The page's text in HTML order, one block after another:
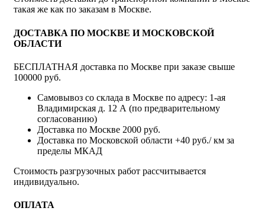
такая же как по заказам в Москве.
ДОСТАВКА ПО МОСКВЕ И МОСКОВСКОЙ
ОБЛАСТИ
БЕСПЛАТНАЯ доставка по Москве при заказе свыше
100000 руб.
Самовывоз со склада в Москве по адресу: 1-ая
Владимирская д. 12 А (по предварительному
согласованию)
Доставка по Москве 2000 руб.
Доставка по Московской области +40 руб./ км за
пределы МКАД
Стоимость разгрузочных работ рассчитывается
индивидуально.
ОПЛАТА